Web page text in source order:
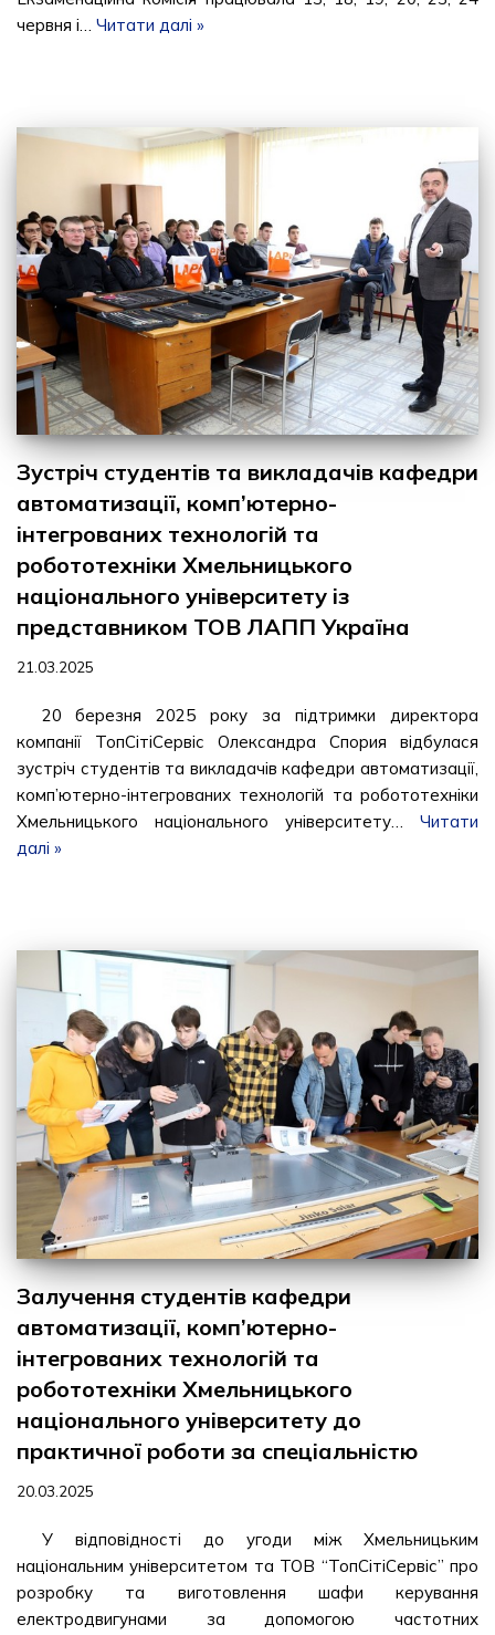
червня і… Читати далі »
Зустріч студентів та викладачів кафедри
автоматизації, комп’ютерно-
інтегрованих технологій та
робототехніки Хмельницького
національного університету із
представником ТОВ ЛАПП Україна
21.03.2025
20 березня 2025 року за підтримки директора
компанії ТопСітіСервіс Олександра Спория відбулася
зустріч студентів та викладачів кафедри автоматизації,
комп’ютерно-інтегрованих технологій та робототехніки
Хмельницького національного університету… Читати
далі »
Залучення студентів кафедри
автоматизації, комп’ютерно-
інтегрованих технологій та
робототехніки Хмельницького
національного університету до
практичної роботи за спеціальністю
20.03.2025
У відповідності до угоди між Хмельницьким
національним університетом та ТОВ “ТопСітіСервіс” про
розробку та виготовлення шафи керування
електродвигунами за допомогою частотних